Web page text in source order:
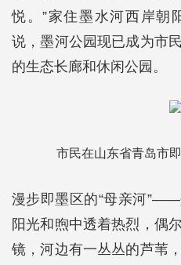
悦。”家住墨水河西岸朝
说，墨河公园现已成为市
的生态长廊和休闲公园。
市民在山东省青岛市
漫步即墨区的“母亲河”——
阳光和煦中透着热烈，偶
镜，河边有一丛丛的芦苇